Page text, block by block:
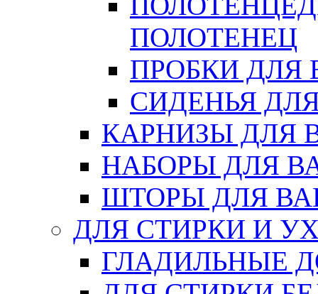
ПОЛОТЕНЕЦ
ПРОБКИ ДЛЯ
СИДЕНЬЯ
КАРНИЗЫ ДЛЯ
НАБОРЫ ДЛЯ
ШТОРЫ ДЛЯ
ДЛЯ СТИРКИ И
ГЛАДИЛЬНЫЕ